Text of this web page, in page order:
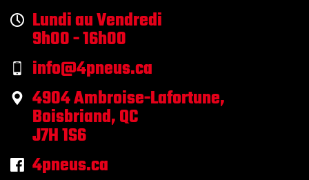
Lundi au Vendredi
9h00 - 16h00
info@4pneus.ca
4904 Ambroise-Lafortune,
Boisbriand, QC
J7H 1S6
4pneus.ca